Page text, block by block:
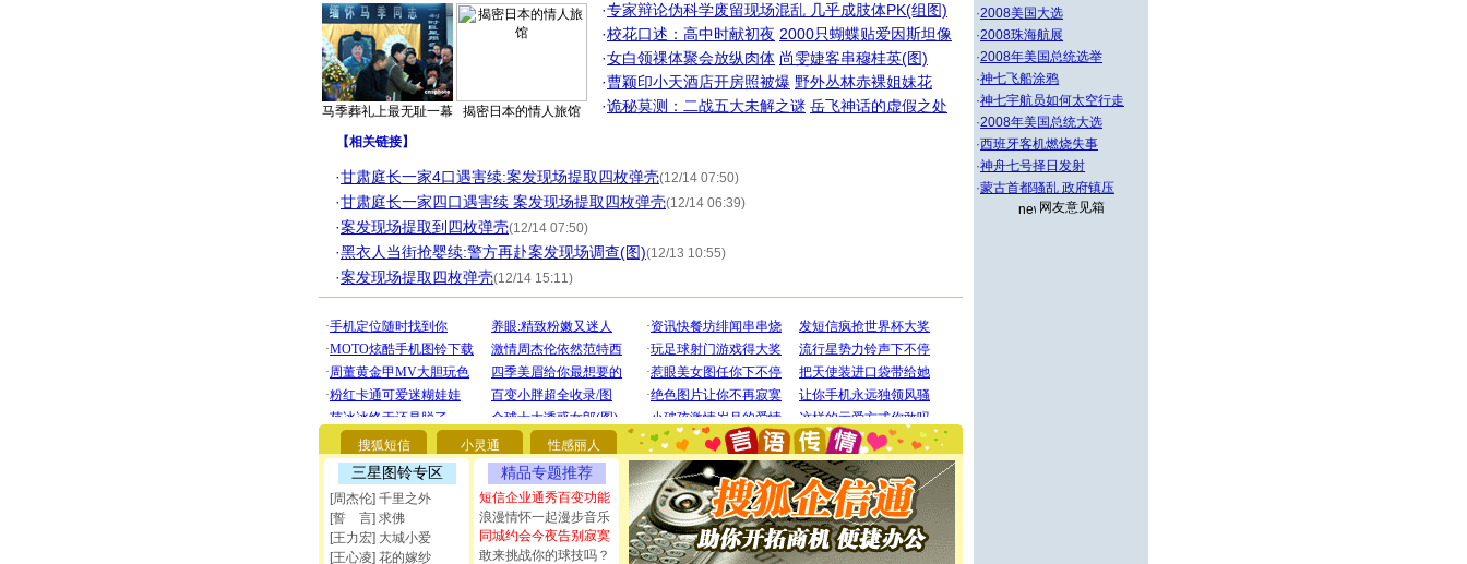
马季葬礼上最无耻一幕 揭密日本的情人旅馆
·专家辩论伪科学废留现场混乱 几乎成肢体PK(组图)
·校花口述：高中时献初夜 2000只蝴蝶贴爱因斯坦像
·女白领祼体聚会放纵肉体 尚雯婕客串穆桂英(图)
·曹颖印小天酒店开房照被爆 野外丛林赤裸姐妹花
·诡秘莫测：二战五大未解之谜 岳飞神话的虚假之处
【相关链接】
·甘肃庭长一家4口遇害续:案发现场提取四枚弹壳(12/14 07:50)
·甘肃庭长一家四口遇害续 案发现场提取四枚弹壳(12/14 06:39)
·案发现场提取到四枚弹壳(12/14 07:50)
·黑衣人当街抢婴续:警方再赴案发现场调查(图)(12/13 10:55)
·案发现场提取四枚弹壳(12/14 15:11)
搜狐短信 小灵通 性感丽人
三星图铃专区
[周杰伦] 千里之外
[誓 言] 求佛
[王力宏] 大城小爱
[王心凌] 花的嫁纱
精品专题推荐
短信企业通秀百变功能
浪漫情怀一起漫步音乐
同城约会今夜告别寂寞
敢来挑战你的球技吗？
[圣诞节]圣诞节到了，想想没什么送给你的，又不打算给
你太多，只有给你五千万：千万快乐！千万要健康！千万
要平安！千万要知足！千万不要忘记我！
[圣诞节]不只这样的日子才会想起你,而是这样的日子才
能正大光明地骚扰你,告诉你,圣诞要快乐!新年要快乐!天天
都要快乐噢!
[圣诞节]奉上一颗祝福的心,在这个特别的日子里,愿幸福,
如意,快乐,鲜花,一切美好的祝愿与你同在.圣诞快乐!
[元旦]看到你我会触电；看不到你我要充电；没有你我会
·2008美国大选
·2008珠海航展
·2008年美国总统选举
·神七飞船涂鸦
·神七宇航员如何太空行走
·2008年美国总统大选
·西班牙客机燃烧失事
·神舟七号择日发射
·蒙古首都骚乱 政府镇压
网友意见箱